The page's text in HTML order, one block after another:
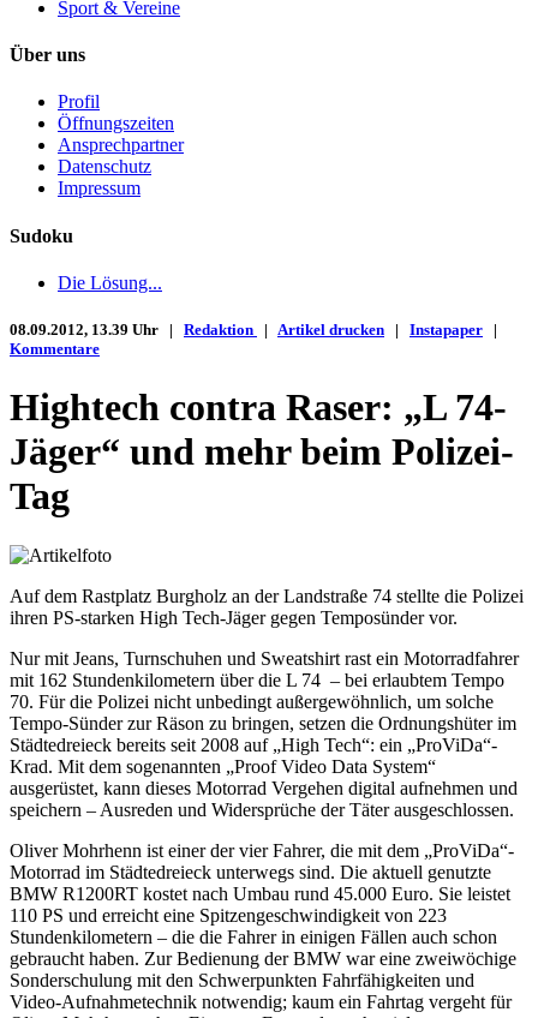
Sport & Vereine
Über uns
Profil
Öffnungszeiten
Ansprechpartner
Datenschutz
Impressum
Sudoku
Die Lösung...
08.09.2012, 13.39 Uhr | Redaktion | Artikel drucken | Instapaper |
Kommentare
Hightech contra Raser: „L 74-
Jäger“ und mehr beim Polizei-
Tag
Auf dem Rastplatz Burgholz an der Landstraße 74 stellte die Polizei
ihren PS-starken High Tech-Jäger gegen Temposünder vor.
Nur mit Jeans, Turnschuhen und Sweatshirt rast ein Motorradfahrer
mit 162 Stundenkilometern über die L 74 – bei erlaubtem Tempo
70. Für die Polizei nicht unbedingt außergewöhnlich, um solche
Tempo-Sünder zur Räson zu bringen, setzen die Ordnungshüter im
Städtedreieck bereits seit 2008 auf „High Tech“: ein „ProViDa“-
Krad. Mit dem sogenannten „Proof Video Data System“
ausgerüstet, kann dieses Motorrad Vergehen digital aufnehmen und
speichern – Ausreden und Widersprüche der Täter ausgeschlossen.
Oliver Mohrhenn ist einer der vier Fahrer, die mit dem „ProViDa“-
Motorrad im Städtedreieck unterwegs sind. Die aktuell genutzte
BMW R1200RT kostet nach Umbau rund 45.000 Euro. Sie leistet
110 PS und erreicht eine Spitzengeschwindigkeit von 223
Stundenkilometern – die die Fahrer in einigen Fällen auch schon
gebraucht haben. Zur Bedienung der BMW war eine zweiwöchige
Sonderschulung mit den Schwerpunkten Fahrfähigkeiten und
Video-Aufnahmetechnik notwendig; kaum ein Fahrtag vergeht für